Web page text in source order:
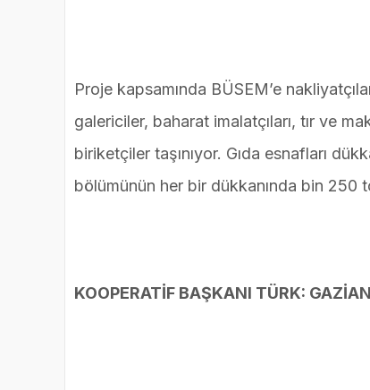
Proje kapsamında BÜSEM’e
galericiler, baharat imalatçıları, tır ve
biriketçiler taşınıyor. Gıda esnafları
bölümünün her bir dükkanında bin 250
KOOPERATİF BAŞKANI TÜRK: